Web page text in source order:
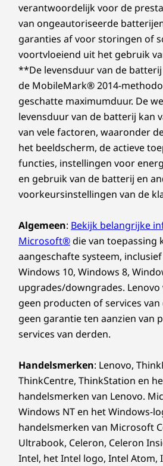
verantwoordelijk voor de
van ongeautoriseerde
garanties af voor storingen of
voortvloeiend uit het gebruik
**De levensduur van de
de MobileMark® 2014-
geschatte maximumduur. De
levensduur van de batterij kan
van vele factoren, waaronder
het beeldscherm, de actieve
functies, instellingen voor
en gebruik van de batterij en
voorkeursinstellingen van de
Algemeen: Bekijk belangrijke
Microsoft®die van toepassing
aangeschafte systeem,
Windows 10, Windows 8,
upgrades/downgrades.
geen producten of services
geen garantie ten aanzien van
services van derden.
Handelsmerken: Lenovo,
ThinkCentre, ThinkStation en
handelsmerken van Lenovo.
Windows NT en het Windows-
handelsmerken van Microsoft
Ultrabook, Celeron, Celeron
Intel, het Intel logo, Intel Atom,